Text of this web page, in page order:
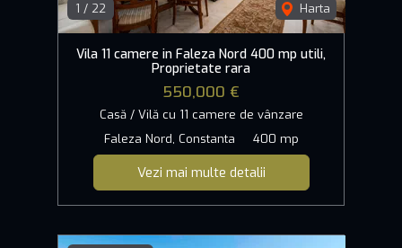
1 / 22 Harta
Vila 11 camere in Faleza Nord 400 mp utili,
Proprietate rara
550,000 €
Casă / Vilă cu 11 camere de vânzare
Faleza Nord, Constanta
400 mp
Vezi mai multe detalii